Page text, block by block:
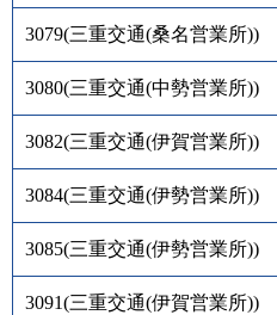
3079(三重交通(桑名営業所))
3080(三重交通(中勢営業所))
3082(三重交通(伊賀営業所))
3084(三重交通(伊勢営業所))
3085(三重交通(伊勢営業所))
3091(三重交通(伊賀営業所))